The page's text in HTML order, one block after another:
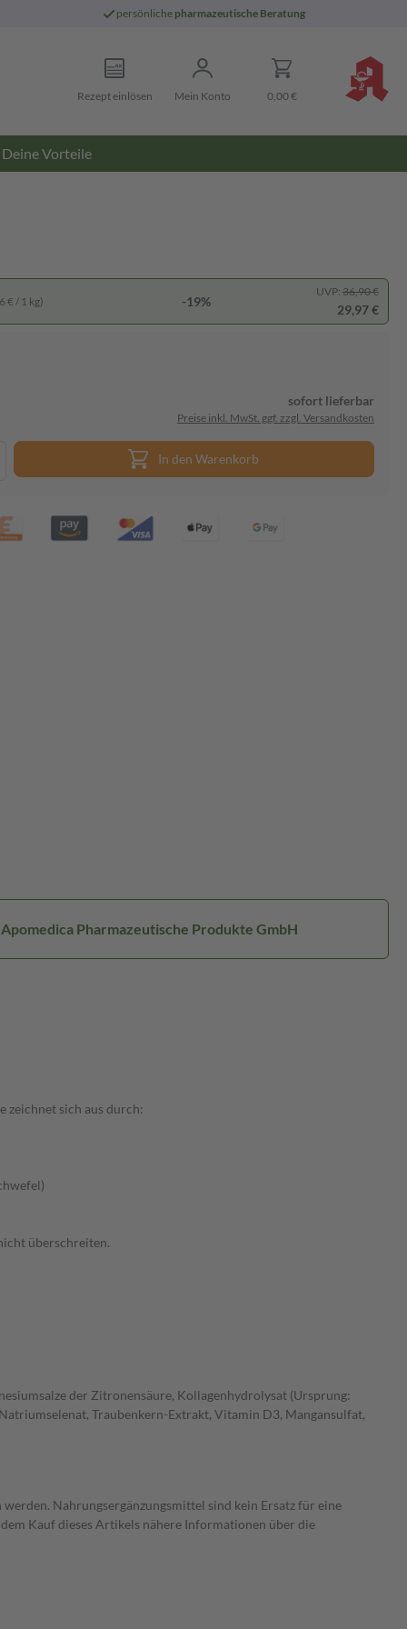
persönliche pharmazeutische Beratung
Rezept einlösen Mein Konto 0,00 €
Deine Vorteile
€ / 1 kg) -19%
UVP: 36,90 €
29,97 €
sofort lieferbar
Preise inkl. MwSt. ggf. zzgl. Versandkosten
In den Warenkorb
Pharmazeutische Produkte GmbH
zeichnet sich aus durch:
überschreiten.
der Zitronensäure, Kollagenhydrolysat (Ursprung:
Traubenkern-Extrakt, Vitamin D3, Mangansulfat,
Nahrungsergänzungsmittel sind kein Ersatz für eine
Kauf dieses Artikels nähere Informationen über die